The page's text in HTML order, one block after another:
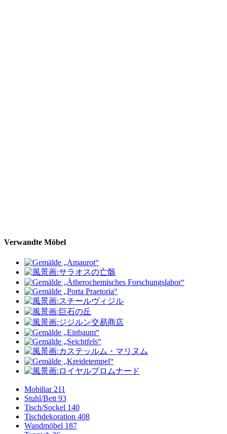
Verwandte Möbel
Mobiliar 211
Stuhl/Bett 93
Tisch/Sockel 140
Tischdekoration 408
Wandmöbel 187